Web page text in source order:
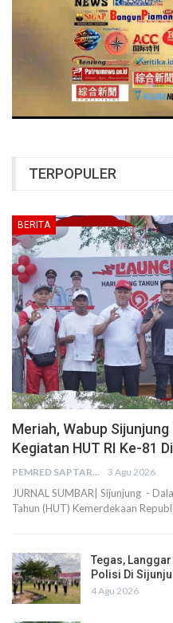
TERPOPULER
BERITA
Meriah, Wabup
Kegiatan HUT RI Ke-81
PEMRED SAPTARIUS 3 Agu 2026
JURNAL SUMBAR| Sijunjung -
Tahun (HUT) Kemerdekaan
Tegas,
Polisi Di
4 Agu 2026